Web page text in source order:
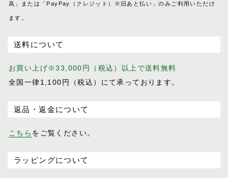
高」または「PayPay（クレジット）※旧あと払い」のみご利用いただけ
ます。
送料について
お買い上げ※33,000円（税込）以上で送料無料
全国一律1,100円（税込）にて承っております。
返品・返金について
こちら をご覧ください。
ラッピングについて